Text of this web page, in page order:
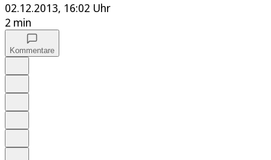
02.12.2013, 16:02 Uhr
2 min
Kommentare